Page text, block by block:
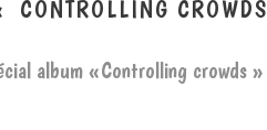
CONTROLLING
album «Controlling crowds